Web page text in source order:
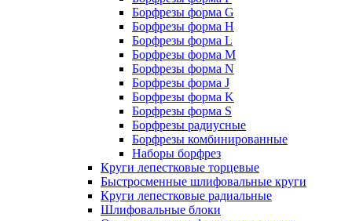
Борфрезы форма G
Борфрезы форма H
Борфрезы форма L
Борфрезы форма M
Борфрезы форма N
Борфрезы форма J
Борфрезы форма K
Борфрезы форма S
Борфрезы радиусные
Борфрезы комбинированные
Наборы борфрез
Круги лепестковые торцевые
Быстросменные шлифовальные круги
Круги лепестковые радиальные
Шлифовальные блоки